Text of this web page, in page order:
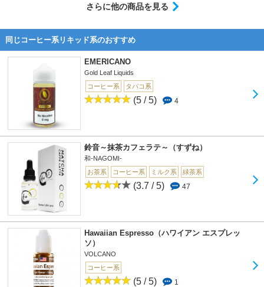
さらに他の商品を見る
同じコーヒー系リキッド系のおすすめ
EMERICANO
Gold Leaf Liquids
コーヒー系
タバコ系
(5 / 5) 4
鈴音～抹茶カフェラテ～（すずね）
和-NAGOMI-
お茶系
コーヒー系 ミルク系 緑茶系
(3.7 / 5) 47
Hawaiian Espresso（ハワイアン エスプレッ
ソ）
VOLCANO
コーヒー系
(5 / 5) 1